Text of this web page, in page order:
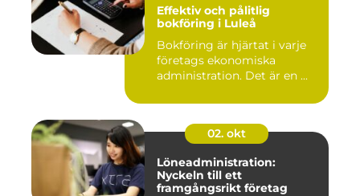
Effektiv och pålitlig
bokföring i Luleå
Bokföring är hjärtat i varje
företags ekonomiska
administration. Det är en ...
02. okt
Löneadministration:
Nyckeln till ett
framgångsrikt företag